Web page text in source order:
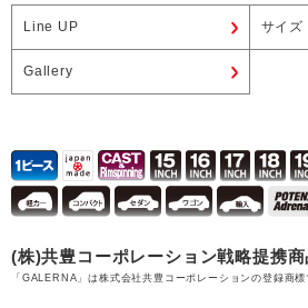
Line UP サイズ
Gallery
(株)共豊コーポレーション戦略提携商
「GALERNA」は株式会社共豊コーポレーションの登録商標